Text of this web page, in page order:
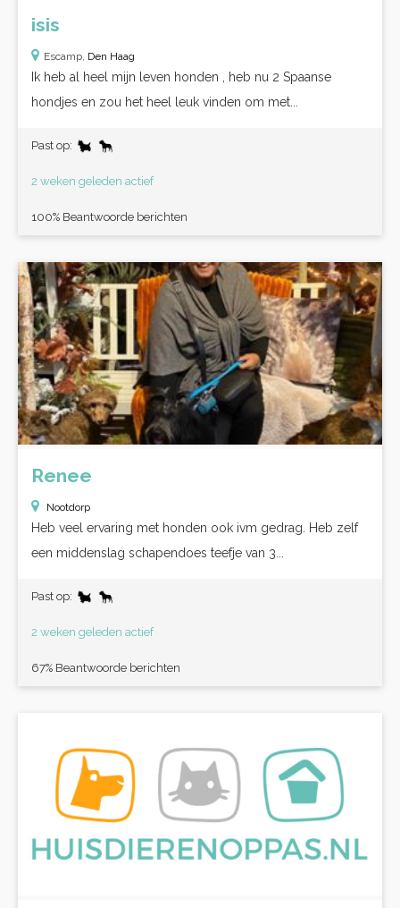
isis
Escamp, Den Haag
Ik heb al heel mijn leven honden , heb nu 2 Spaanse
hondjes en zou het heel leuk vinden om met...
Past op:
2 weken geleden actief
100% Beantwoorde berichten
Renee
Nootdorp
Heb veel ervaring met honden ook ivm gedrag. Heb zelf
een middenslag schapendoes teefje van 3...
Past op:
2 weken geleden actief
67% Beantwoorde berichten